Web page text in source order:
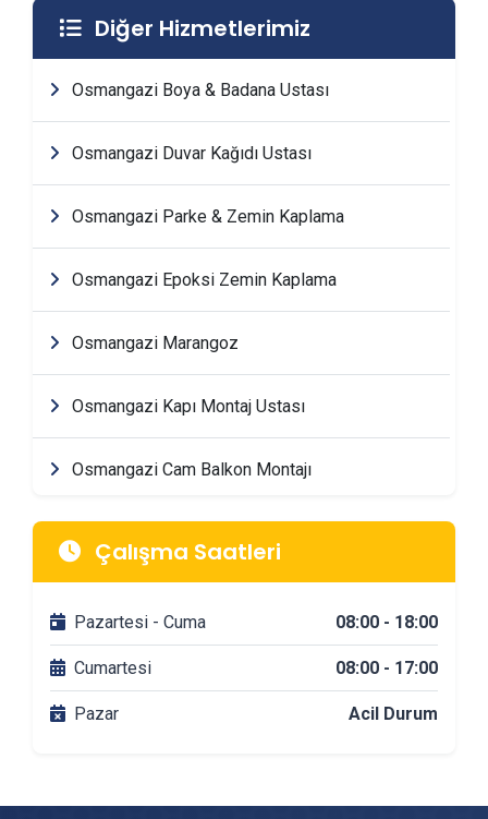
Diğer Hizmetlerimiz
Osmangazi Boya & Badana Ustası
Osmangazi Duvar Kağıdı Ustası
Osmangazi Parke & Zemin Kaplama
Osmangazi Epoksi Zemin Kaplama
Osmangazi Marangoz
Osmangazi Kapı Montaj Ustası
Osmangazi Cam Balkon Montajı
Osmangazi Banyo Tadilatı
Osmangazi DuşaKabin Montajı
Çalışma Saatleri
Pazartesi - Cuma 08:00 - 18:00
Cumartesi 08:00 - 17:00
Pazar Acil Durum